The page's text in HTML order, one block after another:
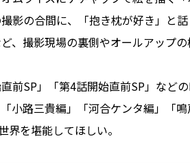
影の合間に、「抱き枕が好き」と
、撮影現場の裏側やオールアップの
前SP」「第4話開始直前SP」など
小路三貴編」「河合ケンタ編」「
界を堪能してほしい。